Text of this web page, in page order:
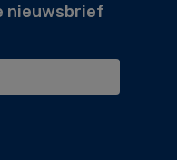
nieuwsbrief